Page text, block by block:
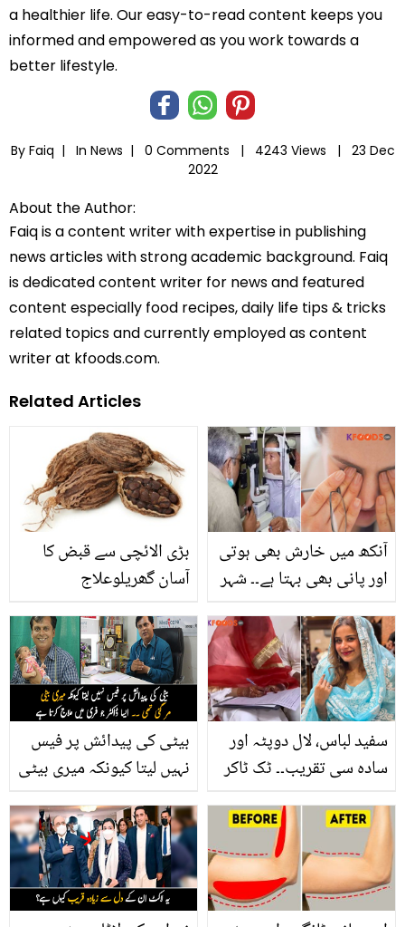
a healthier life. Our easy-to-read content keeps you
informed and empowered as you work towards a
better lifestyle.
By Faiq | In News | 0 Comments | 4243 Views |
23 Dec
2022
About the Author:
Faiq is a content writer with expertise in publishing
news articles with strong academic background. Faiq
is dedicated content writer for news and featured
content especially food recipes, daily life tips & tricks
related topics and currently employed as content
writer at kfoods.com.
Related Articles
بڑی الائچی سے قبض کا
آسان گھریلوعلاج
آنکھ میں خارش بھی ہوتی
اور پانی بھی بہتا ہے۔۔ شہر
سے پھیلنے والا مرض کیا
ہے؟ ڈاکٹروں نے ہدایات
جاری کردیں
بیٹی کی پیدائش پر فیس
نہیں لیتا کیونکہ میری بیٹی
جو فری میں علاج کرتا ہے،
جانیئے یہ کون ہے؟
سفید لباس، لال دوپٹہ اور
سادہ سی تقریب۔۔ ٹک ٹاکر
نکاح کی ویڈیو شیئر کر کے
مداحوں کو حیران کر دیا